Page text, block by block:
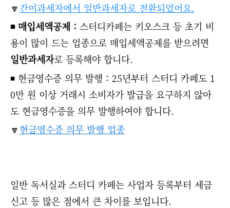
🔽간이과세자에서 일반과세자로 전환되었어요.
◾ 매입세액공제 : 스터디카페는 키오스크 등 초기 비
용이 많이 드는 업종으로 매입세액공제를 받으려면
일반과세자로 등록해야 합니다.
◾ 현금영수증 의무 발행 : 25년부터 스터디 카페도 1
0만 원 이상 거래시 소비자가 발급을 요구하지 않아
도 현금영수증을 의무 발행하여야 합니다.
🔽현금영수증 의무 발행 업종
일반 독서실과 스터디 카페는 사업자 등록부터 세금
신고 등 많은 점에서 큰 차이를 보입니다.